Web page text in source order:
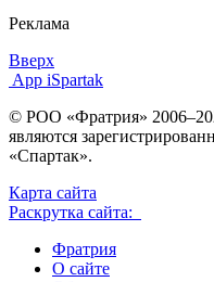
Реклама
Вверх
App iSpartak
© РОО «Фратрия»
являются
«Спартак».
Карта сайта
Раскрутка сайта:
Фратрия
О сайте